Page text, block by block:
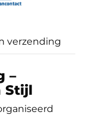
verzending
–
Stijl